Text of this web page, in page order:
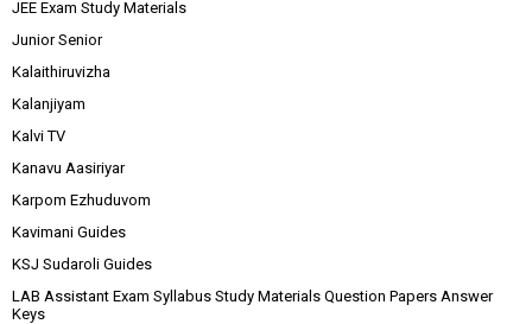
JEE Exam Study Materials
Junior Senior
Kalaithiruvizha
Kalanjiyam
Kalvi TV
Kanavu Aasiriyar
Karpom Ezhuduvom
Kavimani Guides
KSJ Sudaroli Guides
LAB Assistant Exam Syllabus Study Materials Question Papers Answer
Keys